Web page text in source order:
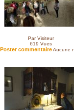
Par Visiteur
619 Vues
Poster commentaireAucune